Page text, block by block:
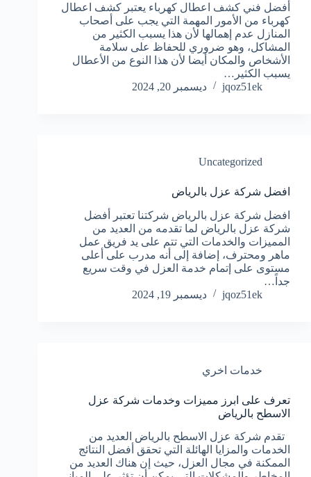
أفضل فني كشف اعطال كهرباء يعتبر كشف اعطال
كهرباء من الأمور المهمة التي يجب على أصحاب
المنازل عدم إهمالها لأن هذا يسبب الكثير من
المشاكل، وهو ضروري للحفاظ على سلامة
الأشخاص والمكان أيضا لأن هذا النوع من الأعطال
يسبب الكثير…
jqoz51ek
ديسمبر 20, 2024
Uncategorized
افضل شركة عزل بالرياض
افضل شركة عزل بالرياض شركتنا تعتبر أفضل
شركة عزل بالرياض لما تقدمه من العديد من
المميزات والخدمات التي تتم على يد فريق عمل
ماهر ومحترف، إضافة إلى أنه مدرب على أعلى
مستوى على إتمام خدمة العزل في وقت سريع
جداً…
jqoz51ek
ديسمبر 19, 2024
خدمات اخري
تعرف على ابرز مميزات وخدمات شركة عزل
الاسطح بالرياض
تقدم شركة عزل الاسطح بالرياض العديد من
الخدمات والمزايا الهائلة التي تحقق أفضل النتائج
الممكنة في مجال العزل، حيث إن هناك العديد من